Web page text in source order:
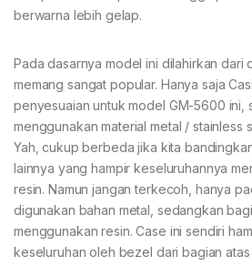
berwarna lebih gelap.
Pada dasarnya model ini dilahirkan dari
memang sangat popular. Hanya saja
penyesuaian untuk model GM-5600 ini,
menggunakan material metal / stainless
Yah, cukup berbeda jika kita
lainnya yang hampir keseluruhannya
resin. Namun jangan terkecoh, hanya
digunakan bahan metal, sedangkan
menggunakan resin. Case ini sendiri
keseluruhan oleh bezel dari bagian